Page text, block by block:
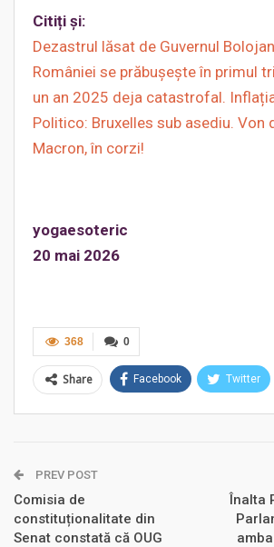
Citiți și:
Dezastrul lăsat de Guvernul
României se prăbușește în primul
un an 2025 deja catastrofal.
Politico: Bruxelles sub asediu. Von
Macron, în corzi!
yogaesoteric
20 mai 2026
0
368
Share Facebook Twitter
PREV POST
Comisia de
constituționalitate din
Senat constată că OUG
Înalta